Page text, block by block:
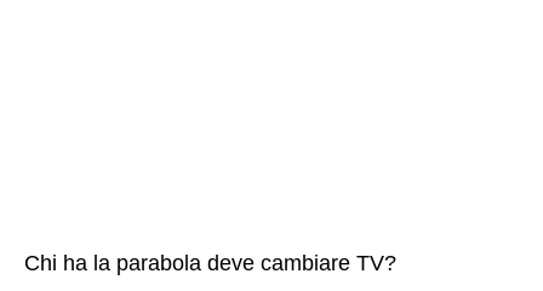
Chi ha la parabola deve cambiare TV?